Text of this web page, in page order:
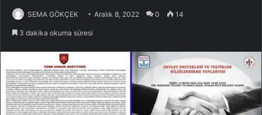
SEMA GÖKÇEK Aralık 8, 2022 0 14
3 dakika okuma süresi